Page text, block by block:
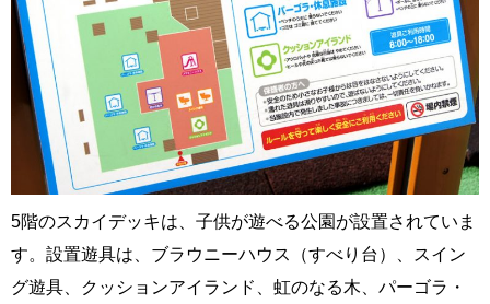
5階のスカイデッキは、子供が遊べる公園が設置されていま
す。設置遊具は、ブラウニーハウス（すべり台）、スイン
グ遊具、クッションアイランド、虹のなる木、パーゴラ・